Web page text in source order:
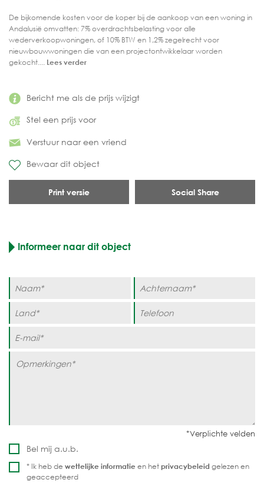
Bericht me als de prijs wijzigt
Stel een prijs voor
Verstuur naar een vriend
Bewaar dit object
Print versie Social Share
De bijkomende kosten voor de koper bij de aankoop van een woning in
Andalusië omvatten: 7% overdrachtsbelasting voor alle
wederverkoopwoningen, of 10% BTW en 1,2% zegelrecht voor
nieuwbouwwoningen die van een projectontwikkelaar worden
gekocht.... Lees verder
Informeer naar dit object
Bel mij a.u.b.
* Ik heb de wettelijke informatie en hetprivacybeleid gelezen en
geaccepteerd